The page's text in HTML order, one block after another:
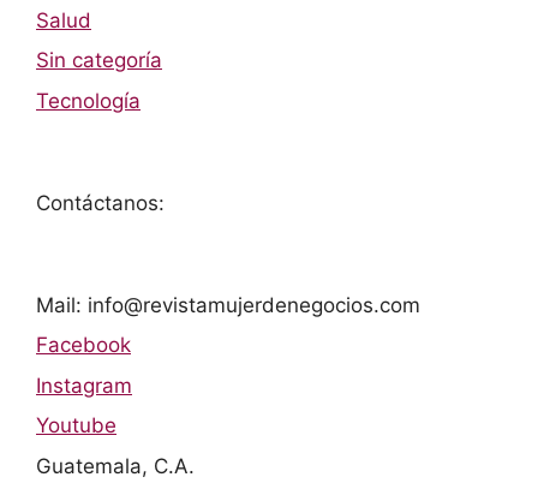
Salud
Sin categoría
Tecnología
Contáctanos:
Mail: info@revistamujerdenegocios.com
Facebook
Instagram
Youtube
Guatemala, C.A.